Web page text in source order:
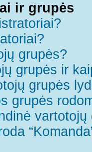
ir grupės
grupės?
grupės ir
grupės
grupės
vartotojų